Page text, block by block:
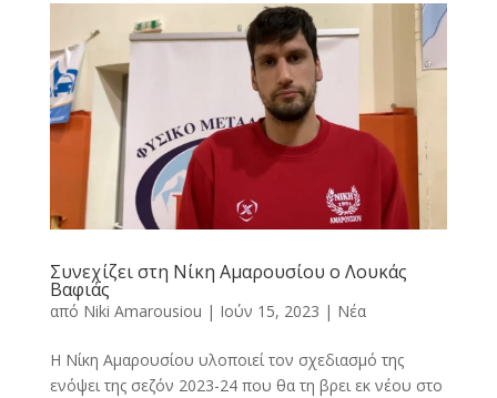
Συνεχίζει στη Νίκη Αμαρουσίου ο Λουκάς
Βαφιάς
από Niki Amarousiou | Ιούν 15, 2023 | Νέα
Η Νίκη Αμαρουσίου υλοποιεί τον σχεδιασμό της
ενόψει της σεζόν 2023-24 που θα τη βρει εκ νέου στο